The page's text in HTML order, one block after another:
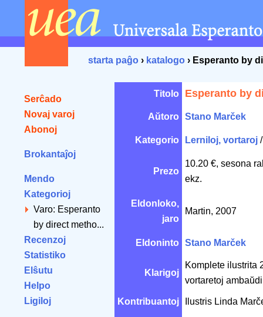
starta paĝo › katalogo › Esperanto by
Serĉado
Novaj varoj
Abonoj
Brokantaĵoj
Mendo
Kategorioj
Varo: Esperanto
by direct metho...
Recenzoj
Statistiko
Elŝutu
Helpo
Ligiloj
Titolo Esperanto by
Aŭtoro Stano Marček
Kategorio Lerniloj, vortaroj
Prezo
10.20 €, sesona
ekz.
Eldonloko,
jaro
Martin, 2007
Eldoninto Stano Marček
Klarigoj
Komplete ilustrita
vortaretoj
Kontribuantoj Ilustris Linda